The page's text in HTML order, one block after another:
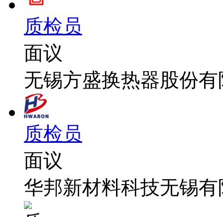
质检员
面议
无锡方盛换热器股份
质检员
面议
华邦新材料科技无锡